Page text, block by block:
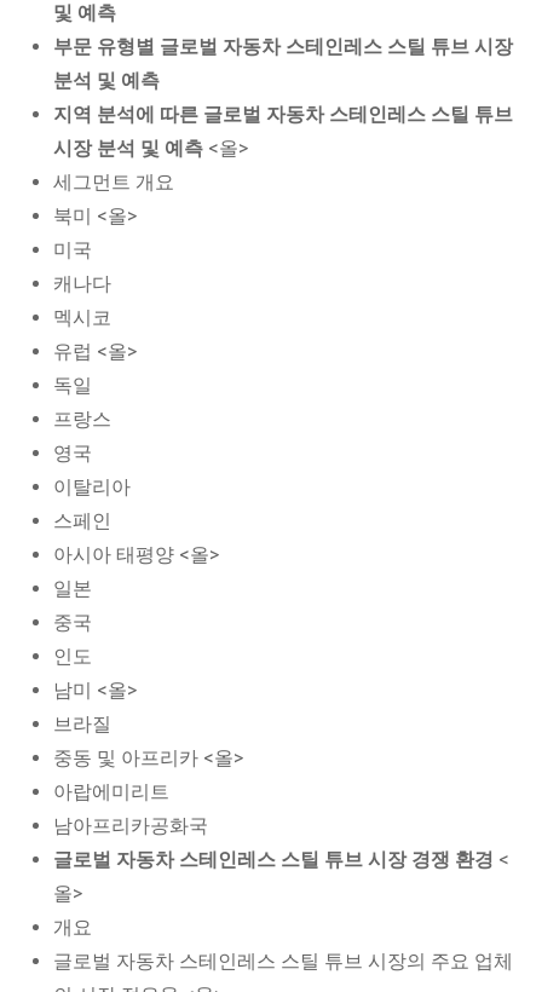
및 예측
부문 유형별 글로벌 자동차 스테인레스 스틸 튜브 시장
분석 및 예측
지역 분석에 따른 글로벌 자동차 스테인레스 스틸 튜브
시장 분석 및 예측 <올>
세그먼트 개요
북미 <올>
미국
캐나다
멕시코
유럽 <올>
독일
프랑스
영국
이탈리아
스페인
아시아 태평양 <올>
일본
중국
인도
남미 <올>
브라질
중동 및 아프리카 <올>
아랍에미리트
남아프리카공화국
글로벌 자동차 스테인레스 스틸 튜브 시장 경쟁 환경 <
올>
개요
글로벌 자동차 스테인레스 스틸 튜브 시장의 주요 업체